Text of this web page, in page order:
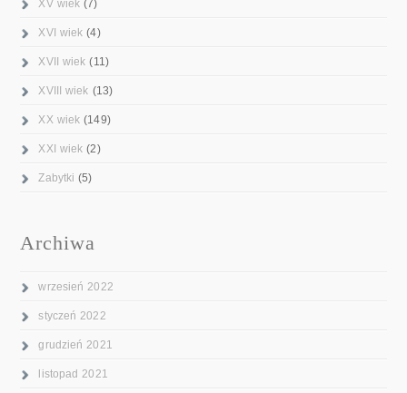
XV wiek (7)
XVI wiek (4)
XVII wiek (11)
XVIII wiek (13)
XX wiek (149)
XXI wiek (2)
Zabytki (5)
Archiwa
wrzesień 2022
styczeń 2022
grudzień 2021
listopad 2021